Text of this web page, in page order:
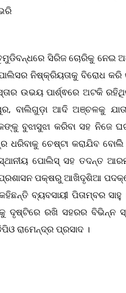
ସିରିଜ ଚୋରିକୁ ନେଇ
ନିଷ୍କ୍ରିୟତାକୁ ବିରୋଧ କରି
ଉଭୟ ପାର୍ଶ୍ଵରେ ଅଟକି
ବାଲିଗୁଡ଼ା ଆଦି ଅଞ୍ଚଳକୁ
ବୁଝାସୁଝା କରିବା ସହ ନିଜେ
ଚେଷ୍ଟା କରାଯିବ ବୋଲିି
ପୋଲିସ୍ ସହ ତଦନ୍ତ
ପକ୍ଷରୁ ଆଖିଦୃଶିଆ
ବ୍ୟବସାୟୀ ପିତାମ୍ବର
ଦୃଷ୍ଟିରେ ରଖି ସହରର ବିଭିନ୍ନ
ରାମେନ୍ଦ୍ର ପ୍ରସାଦ ।